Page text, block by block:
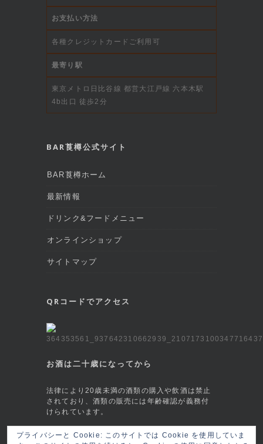
お支払い方法
各種クレジットカードご利用可
最寄り駅
東京メトロ日比谷線 都営大江戸線 六本木駅
4b出口 徒歩2分
BAR莨樽公式サイト
BAR莨樽ホーム
最新情報
ドリンク&フードメニュー
オンラインショップ
サイトマップ
QRコードでアクセス
お酒は二十歳になってから
法律により20歳未満の酒類の購入や飲酒は禁止
されており、酒類の販売には年齢確認が義務付
けられています。
This site is protected by reCAPTCHA and
プライバシーと Cookie: このサイトでは Cookie を使用していま